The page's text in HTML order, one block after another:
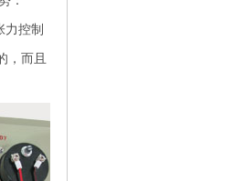
力控制
，而且